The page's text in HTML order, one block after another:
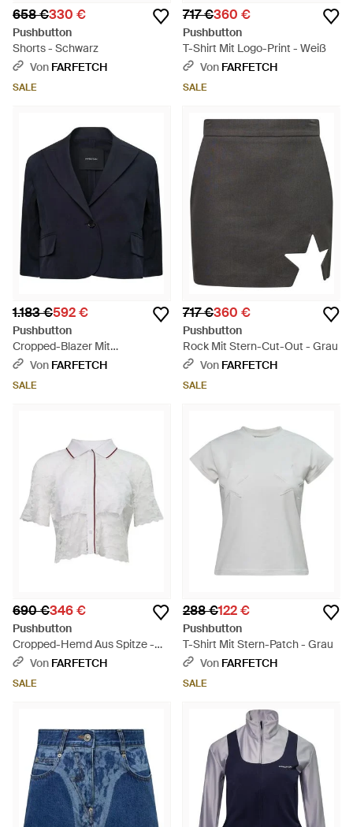
658 €330 €
Pushbutton
Shorts - Schwarz
Von FARFETCH
SALE
717 €360 €
Pushbutton
T-Shirt Mit Logo-Print - Weiß
Von FARFETCH
SALE
1.183 €592 €
Pushbutton
Cropped-Blazer Mit
Klappentasche - Blau
Von FARFETCH
SALE
717 €360 €
Pushbutton
Rock Mit Stern-Cut-Out - Grau
Von FARFETCH
SALE
690 €346 €
Pushbutton
Cropped-Hemd Aus Spitze -
WeißVon FARFETCH
SALE
288 €122 €
Pushbutton
T-Shirt Mit Stern-Patch - Grau
Von FARFETCH
SALE